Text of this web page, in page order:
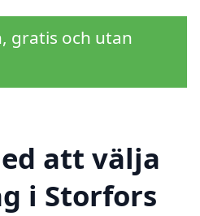
gratis och utan
att välja
i Storfors